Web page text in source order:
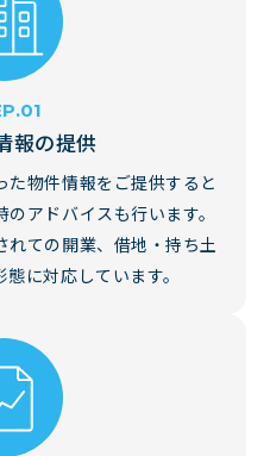
報の提供
た物件情報をご提供すると
アドバイスも行います。
れての開業、借地・持ち土
に対応しています。